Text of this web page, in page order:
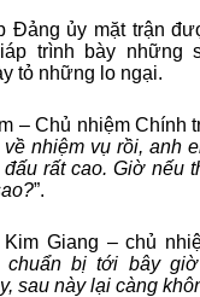
Đảng ủy mặt trận
trình bày những
tỏ những lo ngại.
– Chủ nhiệm Chính
nhiệm vụ rồi, anh
rất cao. Giờ nếu
”.
Giang – chủ
chuẩn bị tới bây
sau này lại càng